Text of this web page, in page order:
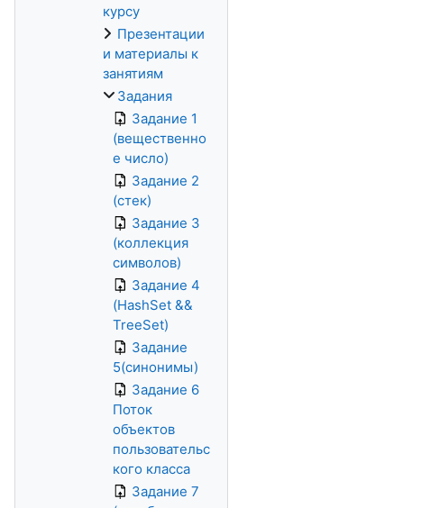
курсу
Презентации
и материалы к
занятиям
Задания
Задание 1
(вещественно
е число)
Задание 2
(стек)
Задание 3
(коллекция
символов)
Задание 4
(HashSet &&
TreeSet)
Задание
5(синонимы)
Задание 6
Поток
объектов
пользовательс
кого класса
Задание 7